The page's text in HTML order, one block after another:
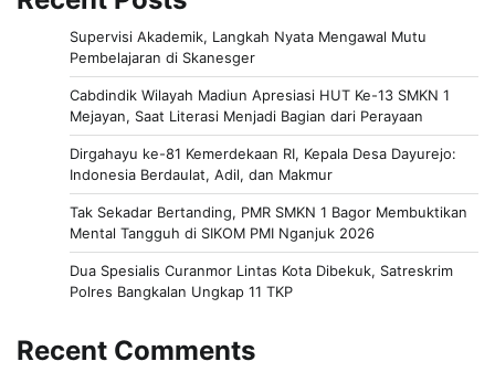
Supervisi Akademik, Langkah Nyata Mengawal Mutu
Pembelajaran di Skanesger
Cabdindik Wilayah Madiun Apresiasi HUT Ke-13 SMKN 1
Mejayan, Saat Literasi Menjadi Bagian dari Perayaan
Dirgahayu ke-81 Kemerdekaan RI, Kepala Desa Dayurejo:
Indonesia Berdaulat, Adil, dan Makmur
Tak Sekadar Bertanding, PMR SMKN 1 Bagor Membuktikan
Mental Tangguh di SIKOM PMI Nganjuk 2026
Dua Spesialis Curanmor Lintas Kota Dibekuk, Satreskrim
Polres Bangkalan Ungkap 11 TKP
Recent Comments